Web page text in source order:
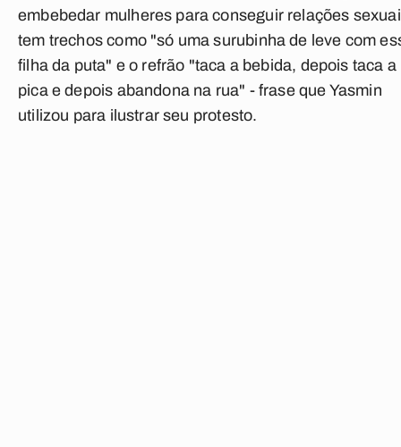
embebedar mulheres para conseguir relações
tem trechos como "só uma surubinha de leve com
filha da puta" e o refrão "taca a bebida, depois taca a
pica e depois abandona na rua" - frase que Yasmin
utilizou para ilustrar seu protesto.